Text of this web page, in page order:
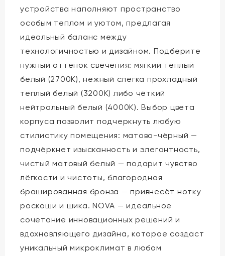
устройства наполняют пространство
особым теплом и уютом, предлагая
идеальный баланс между
технологичностью и дизайном. Подберите
нужный оттенок свечения: мягкий теплый
белый (2700K), нежный слегка прохладный
теплый белый (3200K) либо чёткий
нейтральный белый (4000K). Выбор цвета
корпуса позволит подчеркнуть любую
стилистику помещения: матово-чёрный —
подчёркнет изысканность и элегантность,
чистый матовый белый — подарит чувство
лёгкости и чистоты, благородная
брашированная бронза — привнесёт нотку
роскоши и шика. NOVA — идеальное
сочетание инновационных решений и
вдохновляющего дизайна, которое создаст
уникальный микроклимат в любом